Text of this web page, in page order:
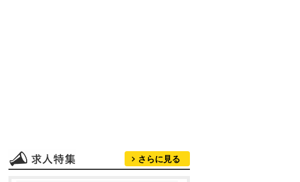
さらに見る